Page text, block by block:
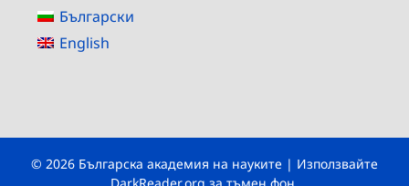
Български
English
© 2026 Българска академия на науките | Използвайте
DarkReader.org за тъмен фон.